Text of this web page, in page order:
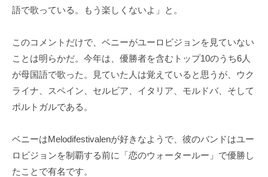
語で歌っている。もう楽しくないよ」と。
このコメントだけで、ベニーがユーロビジョンを見ていない
ことは明らかだ。今年は、優勝者を含むトップ10のうち6人
が母国語で歌った。見ていた人は覚えていると思うが、ウク
ライナ、スペイン、セルビア、イタリア、モルドバ、そして
ポルトガルである。
ベニーはMelodifestivalenが好きなようで、彼のバンドはユー
ロビジョンを制覇する前に「恋のウォータールー」で優勝し
たことで有名です。